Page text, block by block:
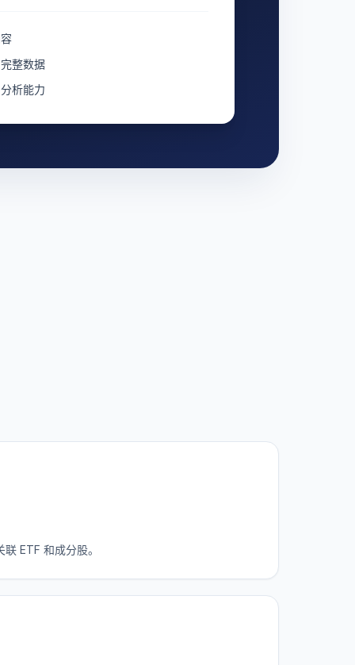
整数据
析能力
ETF 和成分股。